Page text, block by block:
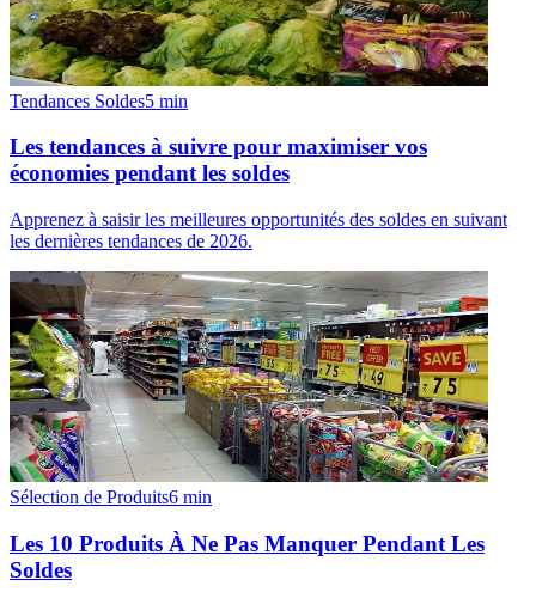
Tendances Soldes5 min
Les tendances à suivre pour maximiser vos
économies pendant les soldes
Apprenez à saisir les meilleures opportunités des soldes en suivant
les dernières tendances de 2026.
Sélection de Produits6 min
Les 10 Produits À Ne Pas Manquer Pendant Les
Soldes